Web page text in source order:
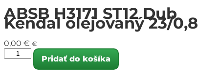
ABSB H3171 ST12 Dub
Kendal olejovaný 23/0,8
0,00 € €
Pridať do košíka